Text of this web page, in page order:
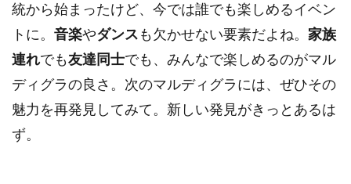
統から始まったけど、今では誰でも楽しめるイベン
トに。 音楽やダンスも欠かせない要素だよね。 家族
連れでも友達同士でも、みんなで楽しめるのがマル
ディグラの良さ。次のマルディグラには、ぜひその
魅力を再発見してみて。新しい発見がきっとあるは
ず。